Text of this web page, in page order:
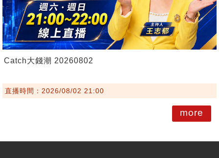
Catch大錢潮 20260802
直播時間：2026/08/02 21:00
more